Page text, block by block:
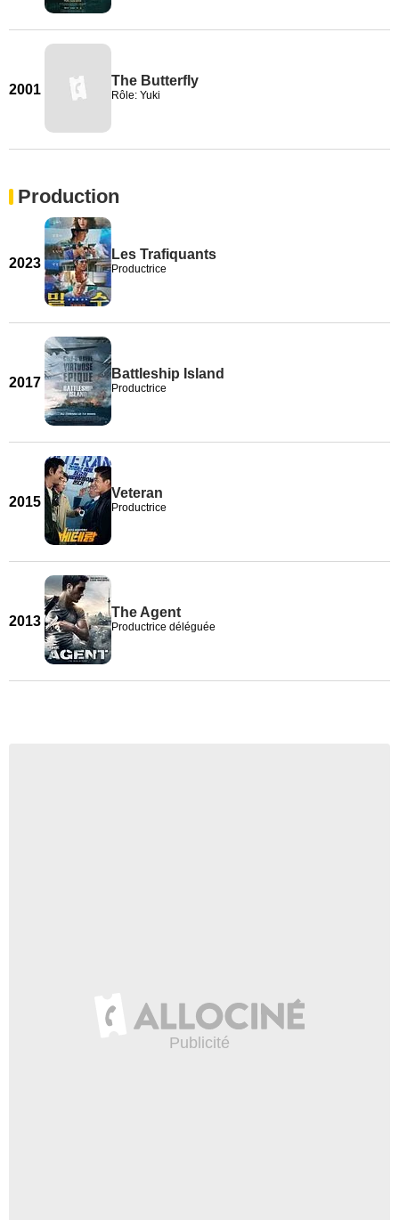
2001
The Butterfly
Rôle: Yuki
Production
2023
Les Trafiquants
Productrice
2017
Battleship Island
Productrice
2015
Veteran
Productrice
2013
The Agent
Productrice déléguée